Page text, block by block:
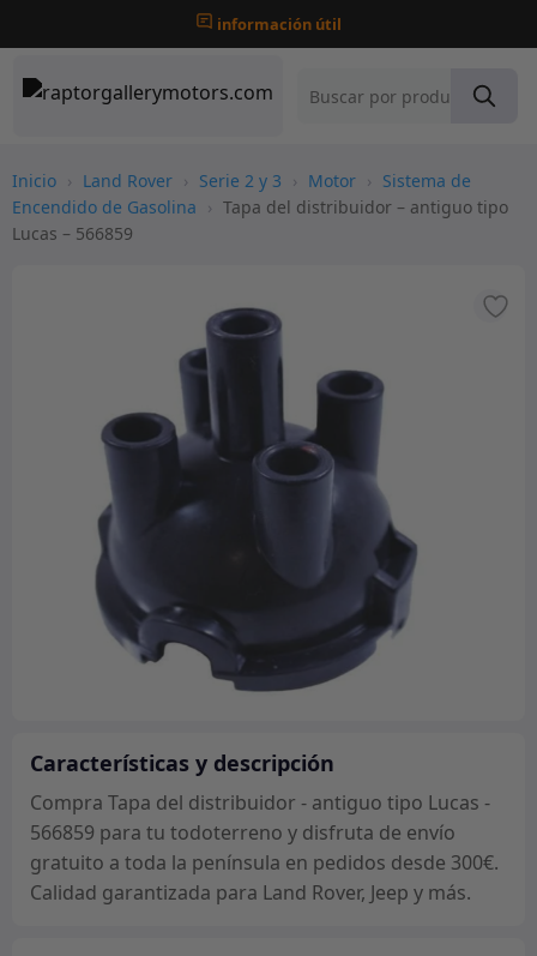
información útil
Inicio › Land Rover › Serie 2 y 3 › Motor › Sistema de
Encendido de Gasolina › Tapa del distribuidor – antiguo tipo
Lucas – 566859
Características y descripción
Compra Tapa del distribuidor - antiguo tipo Lucas -
566859 para tu todoterreno y disfruta de envío
gratuito a toda la península en pedidos desde 300€.
Calidad garantizada para Land Rover, Jeep y más.